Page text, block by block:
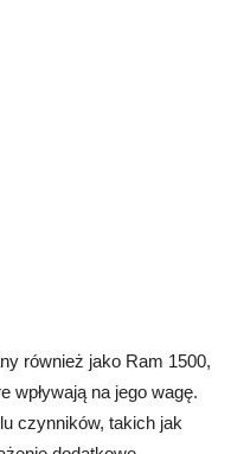
również jako Ram 1500,
wpływają na jego wagę.
czynników, takich jak